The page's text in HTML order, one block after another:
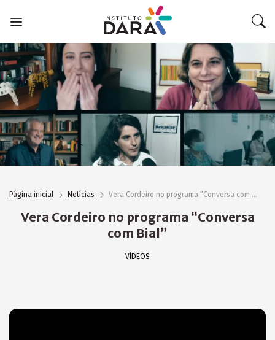
Página inicial Notícias Vera Cordeiro no programa “Conversa com Bial”
Vera Cordeiro no programa “Conversa
com Bial”
VÍDEOS